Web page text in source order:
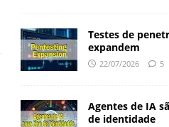
Testes de
expandem
22/07/2026 5
Agentes de IA
de identidade